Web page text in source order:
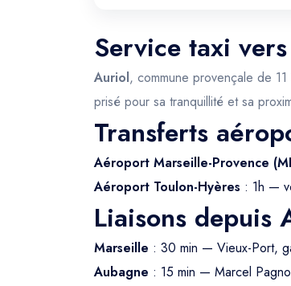
Service taxi
Auriol, commune provençale de
prisé pour sa tranquillité et sa
Transferts
Aéroport Marseille-Provence
Aéroport Toulon-Hyères : 1h —
Liaisons depuis
Marseille : 30 min — Vieux-Port,
Aubagne : 15 min — Marcel